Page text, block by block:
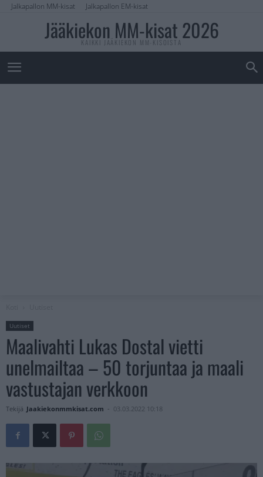
Jalkapallon MM-kisat Jalkapallon EM-kisat
Jääkiekon MM-kisat 2026
KAIKKI JÄÄKIEKON MM-KISOISTA
Uutiset
Maalivahti Lukas Dostal vietti
unelmailtaa – 50 torjuntaa ja maali
vastustajan verkkoon
Tekijä Jaakiekonmmkisat.com - 03.03.2022 10:18